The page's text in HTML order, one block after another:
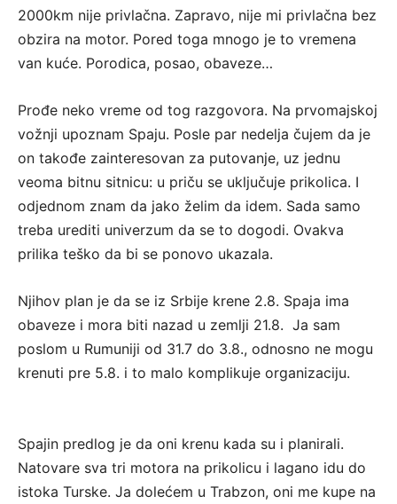
2000km nije privlačna. Zapravo, nije mi privlačna bez
obzira na motor. Pored toga mnogo je to vremena
van kuće. Porodica, posao, obaveze…
Prođe neko vreme od tog razgovora. Na prvomajskoj
vožnji upoznam Spaju. Posle par nedelja čujem da je
on takođe zainteresovan za putovanje, uz jednu
veoma bitnu sitnicu: u priču se uključuje prikolica. I
odjednom znam da jako želim da idem. Sada samo
treba urediti univerzum da se to dogodi. Ovakva
prilika teško da bi se ponovo ukazala.
Njihov plan je da se iz Srbije krene 2.8. Spaja ima
obaveze i mora biti nazad u zemlji 21.8. Ja sam
poslom u Rumuniji od 31.7 do 3.8., odnosno ne mogu
krenuti pre 5.8. i to malo komplikuje organizaciju.
Spajin predlog je da oni krenu kada su i planirali.
Natovare sva tri motora na prikolicu i lagano idu do
istoka Turske. Ja dolećem u Trabzon, oni me kupe na